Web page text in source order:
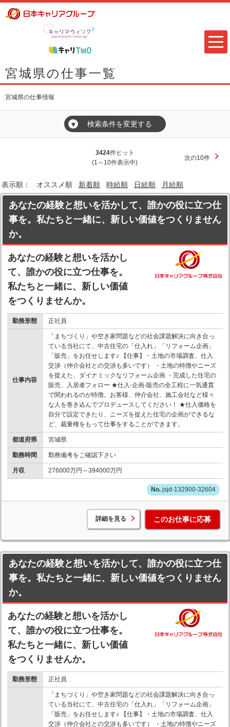
宮城県の仕事一覧
宮城県の仕事情報
▼ 検索条件を変更する
3424件ヒット
(1～10件表示中)
次の10件
表示順： オススメ順 新着順 時給順 日給順 月給順
あなたの経験と想いを活かして、誰かの役に立つ仕
事を。私たちと一緒に、新しい価値をつくりません
か。
あなたの経験と想いを活かし
て、誰かの役に立つ仕事を。
私たちと一緒に、新しい価値
をつくりませんか。
勤務形態 正社員
仕事内容
「まちづくり」や空き家問題などの社会課題解決に向き合っ
ている当社にて、中古住宅の「仕入れ」「リフォーム企画」
「販売」をお任せします♪ 【仕事】・土地の市場調査、仕入
交渉（仲介会社との交渉も多いです） ・土地の特徴やニーズ
を捉えた、ダイナミックなリフォーム企画 ・完成した住宅の
販売、入居者フォロー ★仕入-企画-販売の全工程に一気通貫
で関われるのが特徴。お客様、仲介会社、施工会社など様々
な人を巻き込んでプロデュースしてください！ ★仕入価格を
自分で設定できたり、ニーズを捉えた住宅の企画ができるな
ど、裁量権をもって仕事をすることができます。
都道府県 宮城県
勤務時間 勤務備考をご確認下さい
月収 276000万円～394000万円
jsjd-132900-32604
詳細を見る このお仕事に応募
あなたの経験と想いを活かして、誰かの役に立つ仕
事を。私たちと一緒に、新しい価値をつくりません
か。
あなたの経験と想いを活かし
て、誰かの役に立つ仕事を。
私たちと一緒に、新しい価値
をつくりませんか。
勤務形態 正社員
「まちづくり」や空き家問題などの社会課題解決に向き合っ
ている当社にて、中古住宅の「仕入れ」「リフォーム企画」
「販売」をお任せします♪ 【仕事】・土地の市場調査、仕入
交渉（仲介会社との交渉も多いです） ・土地の特徴やニーズ